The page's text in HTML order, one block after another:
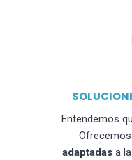
Entendemos
Ofrecemos
adaptadas a